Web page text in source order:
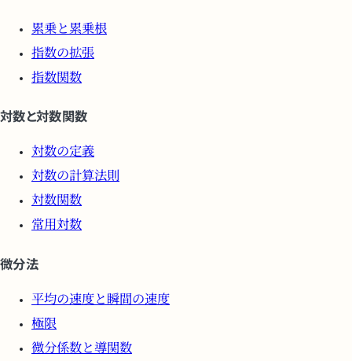
累乗と累乗根
指数の拡張
指数関数
対数と対数関数
対数の定義
対数の計算法則
対数関数
常用対数
微分法
平均の速度と瞬間の速度
極限
微分係数と導関数